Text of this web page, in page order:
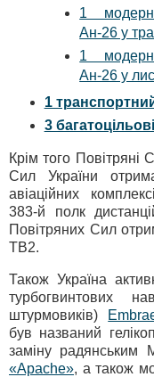
1
Ан-26 у
1
Ан-26 у
1
3
Крім того Повітряні
Сил України
авіаційних
383-й полк
Повітряних Сил
TB2.
Також Україна
турбогвинтових
штурмовиків)
був названий
заміну радянським
«Apache», а також